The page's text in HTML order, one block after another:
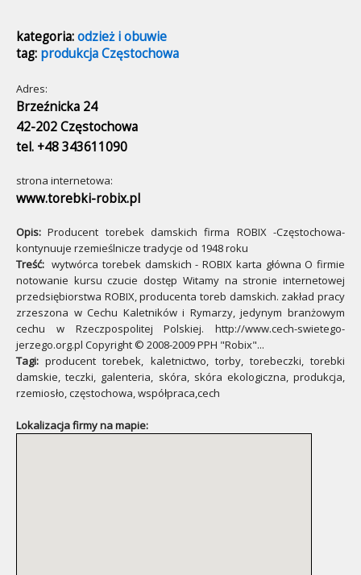
kategoria:odzież i obuwie
tag: produkcja Częstochowa
Adres:
Brzeźnicka 24
42-202 Częstochowa
tel. +48 343611090
strona internetowa:
www.torebki-robix.pl
Opis: Producent torebek damskich firma ROBIX -Częstochowa-
kontynuuje rzemieślnicze tradycje od 1948 roku
Treść: wytwórca torebek damskich - ROBIX karta główna O firmie
notowanie kursu czucie dostęp Witamy na stronie internetowej
przedsiębiorstwa ROBIX, producenta toreb damskich. zakład pracy
zrzeszona w Cechu Kaletników i Rymarzy, jedynym branżowym
cechu w Rzeczpospolitej Polskiej. http://www.cech-swietego-
jerzego.org.pl Copyright © 2008-2009 PPH "Robix"...
Tagi: producent torebek, kaletnictwo, torby, torebeczki, torebki
damskie, teczki, galenteria, skóra, skóra ekologiczna, produkcja,
rzemiosło, częstochowa, współpraca,cech
Lokalizacja firmy na mapie: